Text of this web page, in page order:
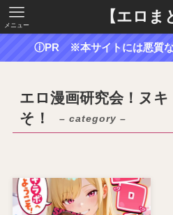
【エロま
メニュー
ⓘPR ※本サイトには悪質な
エロ漫画研究会！ヌ
そ！
– category –